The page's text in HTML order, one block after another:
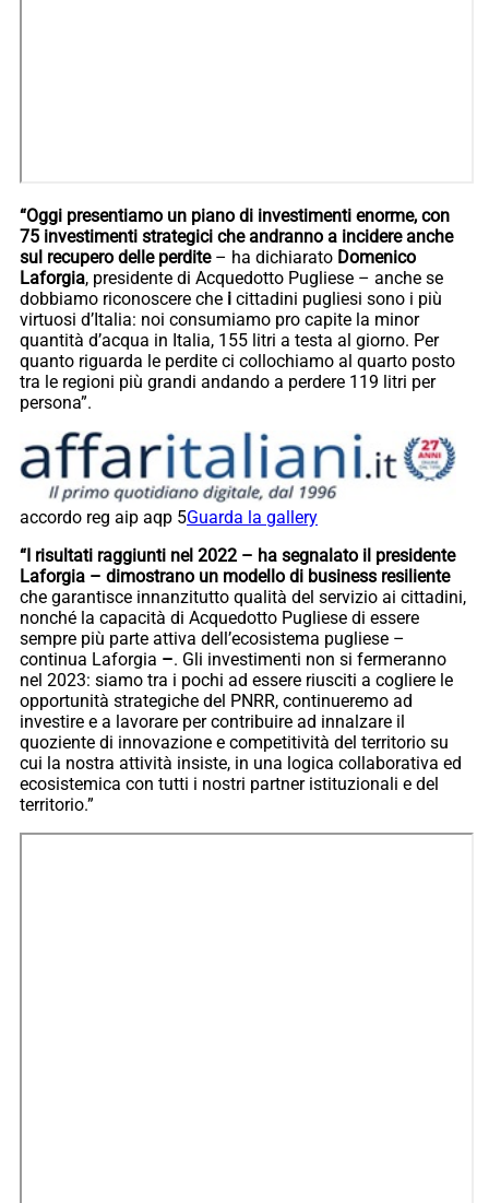
“Oggi presentiamo un piano di investimenti enorme, con
75 investimenti strategici che andranno a incidere anche
sul recupero delle perdite – ha dichiarato Domenico
Laforgia, presidente di Acquedotto Pugliese – anche se
dobbiamo riconoscere che i cittadini pugliesi sono i più
virtuosi d’Italia: noi consumiamo pro capite la minor
quantità d’acqua in Italia, 155 litri a testa al giorno. Per
quanto riguarda le perdite ci collochiamo al quarto posto
tra le regioni più grandi andando a perdere 119 litri per
persona”.
accordo reg aip aqp 5Guarda la gallery
“I risultati raggiunti nel 2022 – ha segnalato il presidente
Laforgia – dimostrano un modello di business resiliente
che garantisce innanzitutto qualità del servizio ai cittadini,
nonché la capacità di Acquedotto Pugliese di essere
sempre più parte attiva dell’ecosistema pugliese –
continua Laforgia –. Gli investimenti non si fermeranno
nel 2023: siamo tra i pochi ad essere riusciti a cogliere le
opportunità strategiche del PNRR, continueremo ad
investire e a lavorare per contribuire ad innalzare il
quoziente di innovazione e competitività del territorio su
cui la nostra attività insiste, in una logica collaborativa ed
ecosistemica con tutti i nostri partner istituzionali e del
territorio.”